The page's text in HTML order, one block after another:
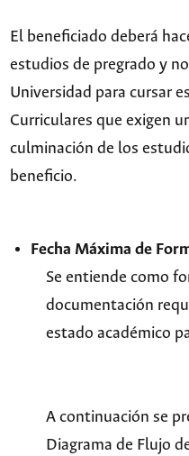
El beneficiado deberá
estudios de pregrado y
Universidad para cursar
Curriculares que exigen
culminación de los
beneficio.
Fecha Máxima de
Se entiende como
documentación
estado académico
A continuación se
Diagrama de Flujo